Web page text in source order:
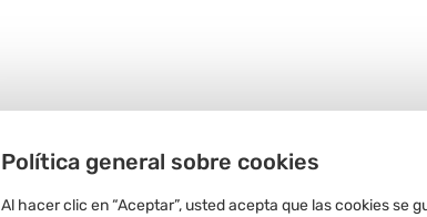
Política general sobre cookies
Al hacer clic en “Aceptar”, usted acepta que las cookies se